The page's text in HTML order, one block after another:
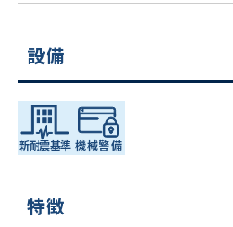
設備
特徴